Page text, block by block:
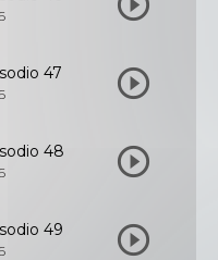
47
48
49